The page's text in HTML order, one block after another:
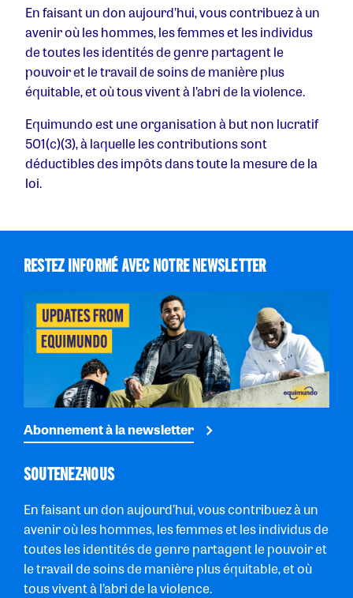
En faisant un don aujourd’hui, vous contribuez à un
avenir où les hommes, les femmes et les individus
de toutes les identités de genre partagent le
pouvoir et le travail de soins de manière plus
équitable, et où tous vivent à l’abri de la violence.
Equimundo est une organisation à but non lucratif
501(c)(3), à laquelle les contributions sont
déductibles des impôts dans toute la mesure de la
loi.
RESTEZ INFORMÉ AVEC NOTRE NEWSLETTER
Abonnement à la newsletter
SOUTENEZ-NOUS
En faisant un don aujourd’hui, vous contribuez à un
avenir où les hommes, les femmes et les individus de
toutes les identités de genre partagent le pouvoir et
le travail de soins de manière plus équitable, et où
tous vivent à l’abri de la violence.